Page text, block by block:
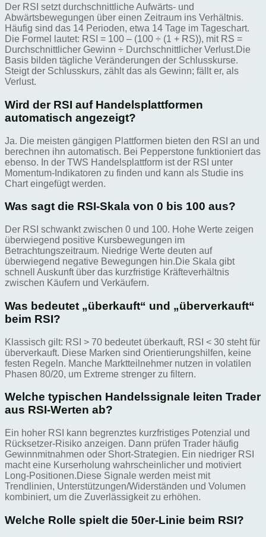
Der RSI setzt durchschnittliche Aufwärts- und
Abwärtsbewegungen über einen Zeitraum ins Verhältnis.
Häufig sind das 14 Perioden, etwa 14 Tage im Tageschart.
Die Formel lautet: RSI = 100 – (100 ÷ (1 + RS)), mit RS =
Durchschnittlicher Gewinn ÷ Durchschnittlicher Verlust.Die
Basis bilden tägliche Veränderungen der Schlusskurse.
Steigt der Schlusskurs, zählt das als Gewinn; fällt er, als
Verlust.
Wird der RSI auf Handelsplattformen
automatisch angezeigt?
Ja. Die meisten gängigen Plattformen bieten den RSI an und
berechnen ihn automatisch. Bei Pepperstone funktioniert das
ebenso. In der TWS Handelsplattform ist der RSI unter
Momentum-Indikatoren zu finden und kann als Studie ins
Chart eingefügt werden.
Was sagt die RSI-Skala von 0 bis 100 aus?
Der RSI schwankt zwischen 0 und 100. Hohe Werte zeigen
überwiegend positive Kursbewegungen im
Betrachtungszeitraum. Niedrige Werte deuten auf
überwiegend negative Bewegungen hin.Die Skala gibt
schnell Auskunft über das kurzfristige Kräfteverhältnis
zwischen Käufern und Verkäufern.
Was bedeutet „überkauft“ und „überverkauft“
beim RSI?
Klassisch gilt: RSI > 70 bedeutet überkauft, RSI < 30 steht für
überverkauft. Diese Marken sind Orientierungshilfen, keine
festen Regeln. Manche Marktteilnehmer nutzen in volatilen
Phasen 80/20, um Extreme strenger zu filtern.
Welche typischen Handelssignale leiten Trader
aus RSI-Werten ab?
Ein hoher RSI kann begrenztes kurzfristiges Potenzial und
Rücksetzer-Risiko anzeigen. Dann prüfen Trader häufig
Gewinnmitnahmen oder Short-Strategien. Ein niedriger RSI
macht eine Kurserholung wahrscheinlicher und motiviert
Long-Positionen.Diese Signale werden meist mit
Trendlinien, Unterstützungen/Widerständen und Volumen
kombiniert, um die Zuverlässigkeit zu erhöhen.
Welche Rolle spielt die 50er-Linie beim RSI?